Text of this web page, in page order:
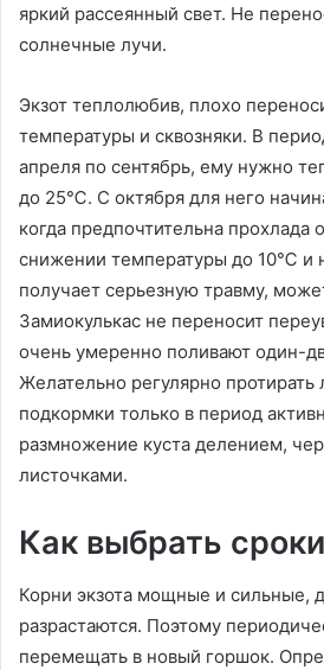
яркий рассеянный свет. Не
солнечные лучи.
Экзот теплолюбив, плохо
температуры и сквозняки. В
апреля по сентябрь, ему нужно
до 25℃. С октября для него
когда предпочтительна
снижении температуры до 10℃ и
получает серьезную травму,
Замиокулькас не переносит
очень умеренно поливают один-
Желательно регулярно протирать
подкормки только в период
размножение куста делением,
листочками.
Как выбрать
Корни экзота мощные и сильные,
разрастаются. Поэтому
перемещать в новый горшок.